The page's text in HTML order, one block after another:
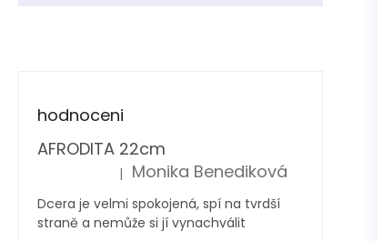
hodnoceni
AFRODITA 22cm
Hodnocení produktu je 5 z 5 hvězdiček.
| Monika Benediková
Dcera je velmi spokojená, spí na tvrdší
straně a nemůže si jí vynachválit